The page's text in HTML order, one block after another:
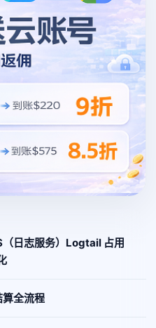
（日志服务）Logtail 占用
算全流程